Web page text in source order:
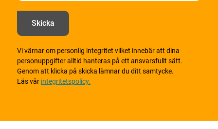
Vi värnar om personlig integritet vilket innebär att dina
personuppgifter alltid hanteras på ett ansvarsfullt sätt.
Genom att klicka på skicka lämnar du ditt samtycke.
Läs vår integritetspolicy.